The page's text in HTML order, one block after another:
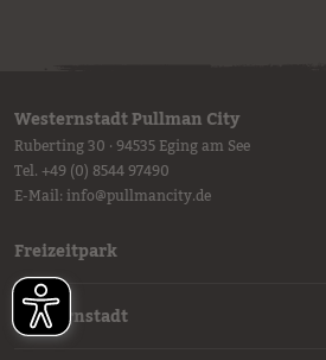
Westernstadt Pullman City
Ruberting 30 · 94535 Eging am See
Tel. +49 (0) 8544 97490
E-Mail:info@pullmancity.de
Freizeitpark
Westernstadt